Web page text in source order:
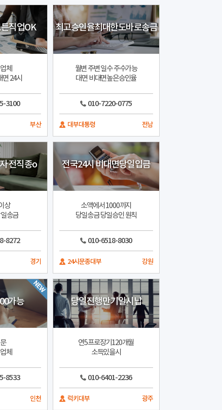
직업OK
체
24시
3100
부산
최고승인율최대한도바로송금
월변 주변 일수 주수가능
대면 비대면높은승인율
010-7220-0775
대부대통령 전남
전직종o
상
송금
8272
경기
전국24시 비대면당일입금
소액에서 1000까지
당일송금 당일승인 원칙
010-6518-8030
24시문종대부 강원
가능
체
8533
인천
당일진행만기일시납
연5프로장기120개월
소득있을시
010-6401-2236
럭키대부 광주